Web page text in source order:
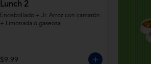
Lunch 2
Encebollado + Jr. Arroz con camarón
+ Limonada o gaseosa
$9.99